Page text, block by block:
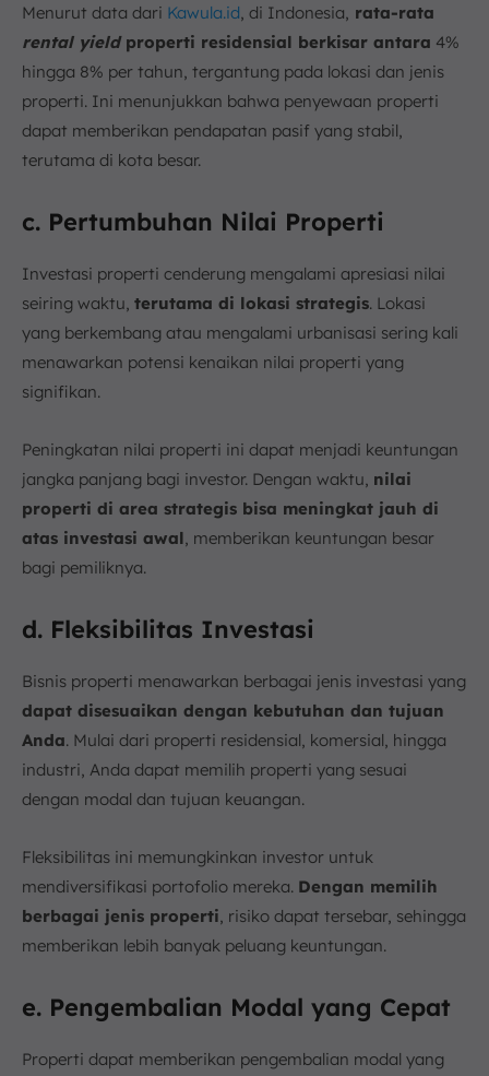
Menurut data dari Kawula.id , di Indonesia, rata-rata
rental yieldproperti residensial berkisar antara 4%
hingga 8% per tahun, tergantung pada lokasi dan jenis
properti. Ini menunjukkan bahwa penyewaan properti
dapat memberikan pendapatan pasif yang stabil,
terutama di kota besar.
c. Pertumbuhan Nilai Properti
Investasi properti cenderung mengalami apresiasi nilai
seiring waktu, terutama di lokasi strategis. Lokasi
yang berkembang atau mengalami urbanisasi sering kali
menawarkan potensi kenaikan nilai properti yang
signifikan.
Peningkatan nilai properti ini dapat menjadi keuntungan
jangka panjang bagi investor. Dengan waktu, nilai
properti di area strategis bisa meningkat jauh di
atas investasi awal , memberikan keuntungan besar
bagi pemiliknya.
d. Fleksibilitas Investasi
Bisnis properti menawarkan berbagai jenis investasi yang
dapat disesuaikan dengan kebutuhan dan tujuan
Anda. Mulai dari properti residensial, komersial, hingga
industri, Anda dapat memilih properti yang sesuai
dengan modal dan tujuan keuangan.
Fleksibilitas ini memungkinkan investor untuk
mendiversifikasi portofolio mereka. Dengan memilih
berbagai jenis properti , risiko dapat tersebar, sehingga
memberikan lebih banyak peluang keuntungan.
e. Pengembalian Modal yang Cepat
Properti dapat memberikan pengembalian modal yang